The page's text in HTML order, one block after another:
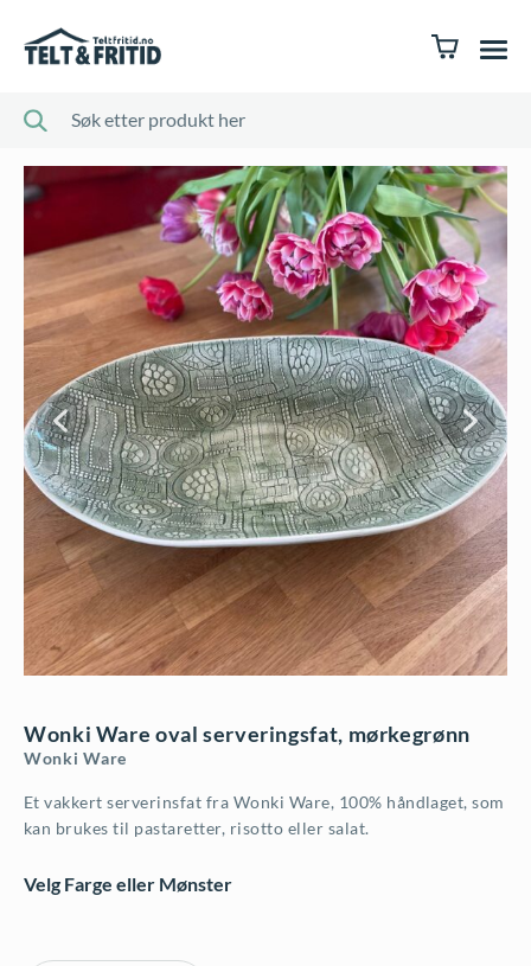
Wonki Ware oval serveringsfat, mørkegrønn
Wonki Ware
Et vakkert serverinsfat fra Wonki Ware, 100% håndlaget, som
kan brukes til pastaretter, risotto eller salat.
Velg Farge eller Mønster